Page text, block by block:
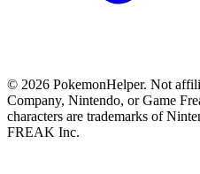
© 2026 PokemonHelper. Not
Company, Nintendo, or Game
characters are trademarks of
FREAK Inc.